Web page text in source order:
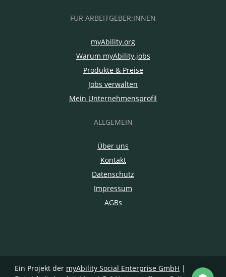
FÜR ARBEITGEBER:INNEN
myAbility.org
Warum myAbility.jobs
Produkte & Preise
Jobs verwalten
Mein Unternehmensprofil
ALLGEMEIN
Über uns
Kontakt
Datenschutz
Impressum
AGBs
Ein Projekt der myAbility Social Enterprise GmbH |